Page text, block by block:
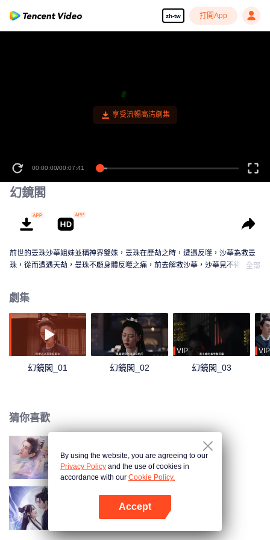
zh-tw 打開App
00:00:00/00:07:41
幻鏡閣
前世的曼珠沙華姐妹並稱神界雙姝，曼珠在歷劫之時，遭遇反噬，沙華為救曼
珠，從而遭遇天劫，曼珠不顧身體反噬之痛，前去解救沙華，沙華見不得姐姐
見到了失憶的沙華，但此時的沙華已是凡人，名叫淺夏，司職淨邪司總捕頭。
而就在曼珠出現後，在繁華的廣陵城中流傳著一個傳說，城中有一個地方，名
為幻鏡閣，其主人是一位神秘的紅衣女子，相傳只要你有想實現的願望，她都
可以幫你完成，實現願望的代價，便是用你這“一念”與她交換，而淺夏也因調查
命案實踐被捲入其中，與美豔的老闆娘曼珠展開查案之旅。
全部
劇集
幻鏡閣_01 幻鏡閣_02
VIP
幻鏡閣_03
VIP
猜你喜歡
卿卿三思
浮生印
By using the website, you are agreeing to our
Privacy Policy and the use of cookies in
accordance with our Cookie Policy.
Accept